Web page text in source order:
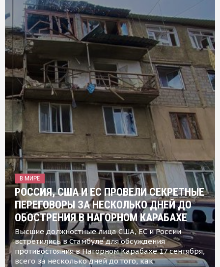
В МИРЕ
РОССИЯ, США И ЕС ПРОВЕЛИ СЕКРЕТНЫЕ
ПЕРЕГОВОРЫ ЗА НЕСКОЛЬКО ДНЕЙ ДО
ОБОСТРЕНИЯ В НАГОРНОМ КАРАБАХЕ
Высшие должностные лица США, ЕС и России
встретились в Стамбуле для обсуждения
противостояния в Нагорном Карабахе 17 сентября,
всего за несколько дней до того, как